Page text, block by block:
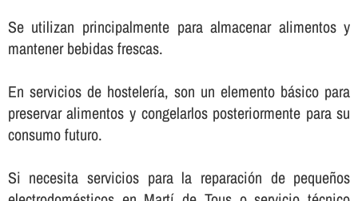
Se utilizan principalmente para almacenar alimentos y
mantener bebidas frescas.
En servicios de hostelerí­a, son un elemento básico para
preservar alimentos y congelarlos posteriormente para su
consumo futuro.
Si necesita servicios para la reparación de pequeños